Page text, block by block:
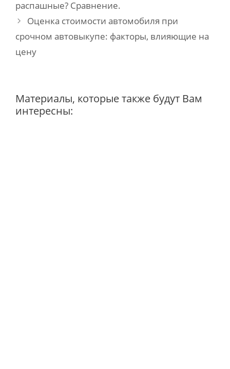
распашные? Сравнение.
Оценка стоимости автомобиля при
срочном автовыкупе: факторы, влияющие на
цену
Материалы, которые также будут Вам
интересны: